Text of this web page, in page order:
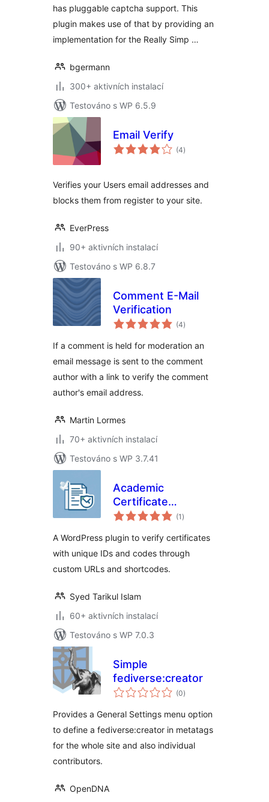
has pluggable captcha support. This
plugin makes use of that by providing an
implementation for the Really Simp …
bgermann
300+ aktivních instalací
Testováno s WP 6.5.9
Email Verify
(4celkové
hodnocení
)
Verifies your Users email addresses and
blocks them from register to your site.
EverPress
90+ aktivních instalací
Testováno s WP 6.8.7
Comment E-Mail
Verification
(4celkové
hodnocení
)
If a comment is held for moderation an
email message is sent to the comment
author with a link to verify the comment
author's email address.
Martin Lormes
70+ aktivních instalací
Testováno s WP 3.7.41
Academic
Certificate
Verification (1 celkové
hodnocení
)
A WordPress plugin to verify certificates
with unique IDs and codes through
custom URLs and shortcodes.
Syed Tarikul Islam
60+ aktivních instalací
Testováno s WP 7.0.3
Simple
fediverse:creator
(0celkové
hodnocení
)
Provides a General Settings menu option
to define a fediverse:creator in metatags
for the whole site and also individual
contributors.
OpenDNA